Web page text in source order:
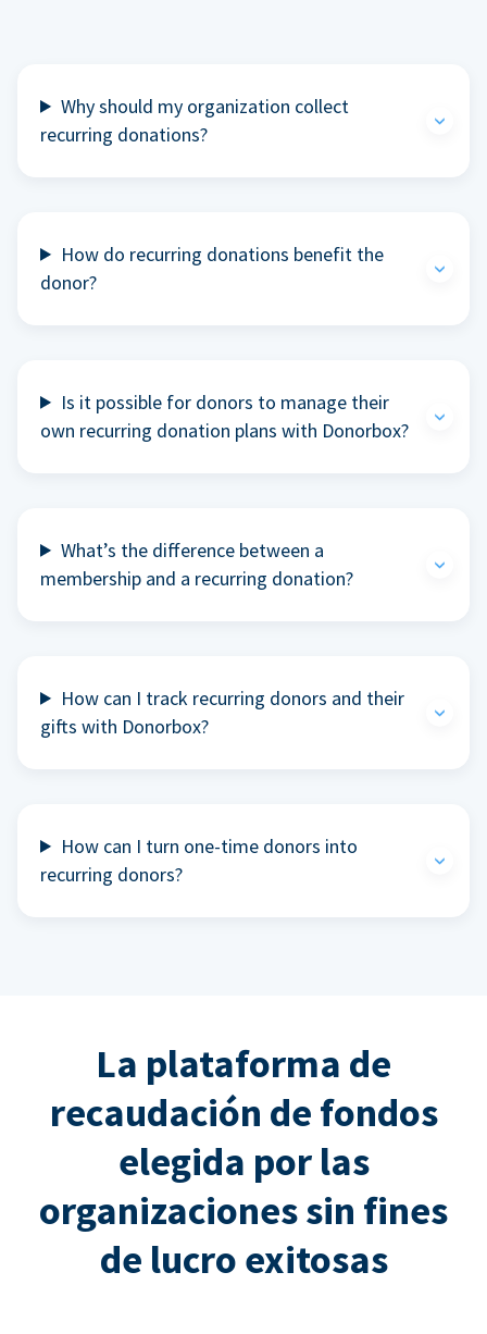
Why should my organization collect
recurring donations?
How do recurring donations benefit the
donor?
Is it possible for donors to manage their
own recurring donation plans with Donorbox?
What’s the difference between a
membership and a recurring donation?
How can I track recurring donors and their
gifts with Donorbox?
How can I turn one-time donors into
recurring donors?
La plataforma de
recaudación de fondos
elegida por las
organizaciones sin fines
de lucro exitosas